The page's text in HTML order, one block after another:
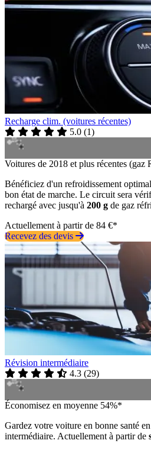
Recharge clim. (voitures récentes)
5.0 (1)
Voitures de 2018 et plus récentes (gaz
Bénéficiez d'un refroidissement
bon état de marche. Le circuit sera
rechargé avec jusqu'à 200 g de gaz
Actuellement à partir de 84 €*
Recevez des devis
Révision intermédiaire
4.3 (29)
Économisez en moyenne 54%*
Gardez votre voiture en bonne santé
intermédiaire. Actuellement à partir de